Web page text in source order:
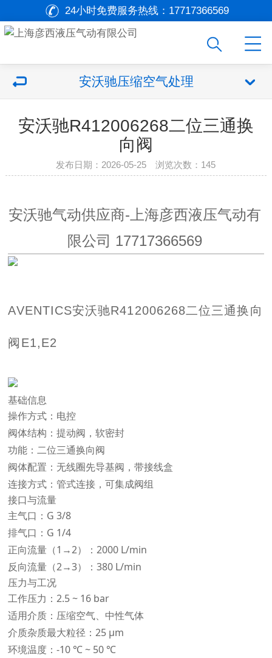
24小时免费服务热线： 17717366569
安沃驰压缩空气处理
安沃驰R412006268二位三通换
向阀
发布日期：2026-05-25 浏览次数： 145
安沃驰气动供应商-上海彦西液压气动有
限公司 17717366569
AVENTICS安沃驰R412006268二位三通换向
阀E1,E2
基础信息
操作方式：电控
阀体结构：提动阀，软密封
功能：二位三通换向阀
阀体配置：无线圈先导基阀，带接线盒
连接方式：管式连接，可集成阀组
接口与流量
主气口：G 3/8
排气口：G 1/4
正向流量（1→2）：2000 L/min
反向流量（2→3）：380 L/min
压力与工况
工作压力：2.5 ~ 16 bar
适用介质：压缩空气、中性气体
介质杂质最大粒径：25 μm
环境温度：-10 ℃ ~ 50 ℃